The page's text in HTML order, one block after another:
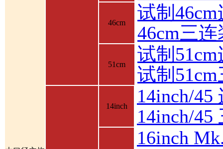
46cm
试制
46cm三
51cm
试制
试制
14inch
14inch/45
14inch/45
16inch